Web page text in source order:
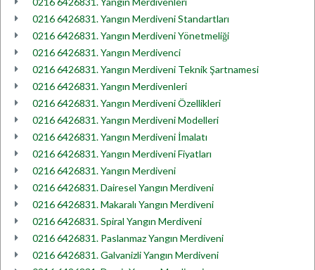
0216 6426831. Yangın Merdiveni Standartları
0216 6426831. Yangın Merdiveni Yönetmeliği
0216 6426831. Yangın Merdivenci
0216 6426831. Yangın Merdiveni Teknik Şartnamesi
0216 6426831. Yangın Merdivenleri
0216 6426831. Yangın Merdiveni Özellikleri
0216 6426831. Yangın Merdiveni Modelleri
0216 6426831. Yangın Merdiveni İmalatı
0216 6426831. Yangın Merdiveni Fiyatları
0216 6426831. Yangın Merdiveni
0216 6426831. Dairesel Yangın Merdiveni
0216 6426831. Makaralı Yangın Merdiveni
0216 6426831. Spiral Yangın Merdiveni
0216 6426831. Paslanmaz Yangın Merdiveni
0216 6426831. Galvanizli Yangın Merdiveni